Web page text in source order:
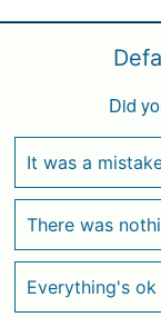
Did
It was a
There was
Everything's ok